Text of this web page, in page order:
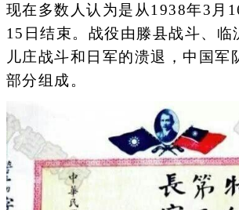
现在多数人认为是从1938年3月
15日结束。战役由滕县战斗、临
儿庄战斗和日军的溃退，中国军
部分组成。